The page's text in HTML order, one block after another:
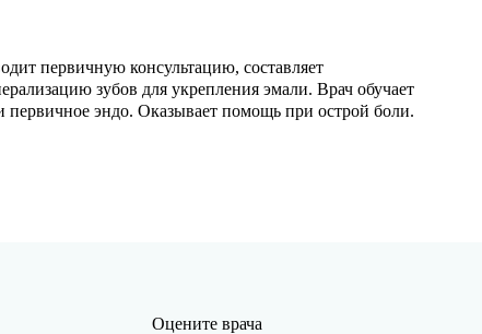
первичную консультацию, составляет
зубов для укрепления эмали. Врач обучает
первичное эндо. Оказывает помощь при острой боли.
Оцените врача